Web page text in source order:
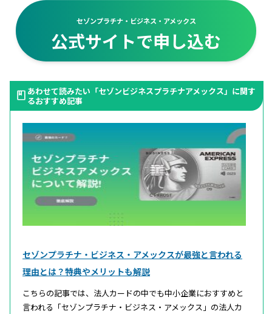
セゾンプラチナ・ビジネス・アメックス
公式サイトで申し込む
あわせて読みたい「セゾンビジネスプラチナアメックス」に関す
るおすすめ記事
セゾンプラチナ・ビジネス・アメックスが最強と言われる
理由とは？特典やメリットも解説
こちらの記事では、法人カードの中でも中小企業におすすめと
言われる「セゾンプラチナ・ビジネス・アメックス」の法人カ